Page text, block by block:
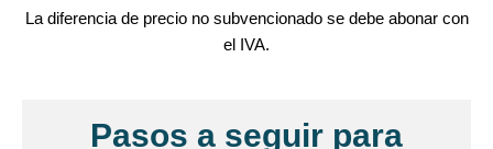
La diferencia de precio no subvencionado se debe abonar con
el IVA.
Pasos a seguir para